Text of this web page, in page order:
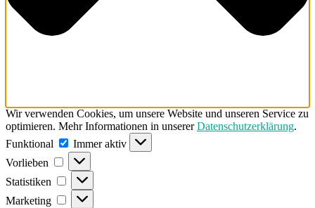
Wir verwenden Cookies, um unsere Website und unseren Service zu
optimieren. Mehr Informationen in unsererDatenschutzerklärung.
Funktional
Funktional
Immer aktiv
Vorlieben
Vorlieben
Statistiken Statistiken
Marketing Marketing